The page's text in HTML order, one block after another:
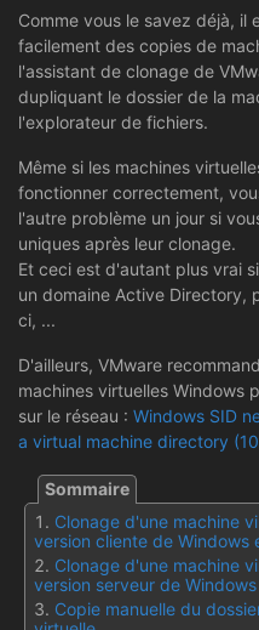
Comme vous le savez déjà, il
facilement des copies de
l'assistant de clonage de
dupliquant le dossier de la
l'explorateur de fichiers.
Même si les machines
fonctionner correctement,
l'autre problème un jour si
uniques après leur clonage.
Et ceci est d'autant plus vrai
un domaine Active Directory,
ci, ...
D'ailleurs, VMware
machines virtuelles Windows
sur le réseau : Windows SID
a virtual machine directory
Clonage d'une machine
version cliente de Windows
Clonage d'une machine
version serveur de
Copie manuelle du